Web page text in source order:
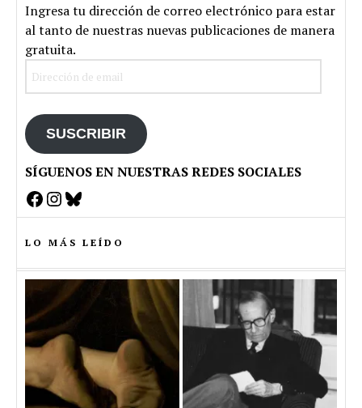
Ingresa tu dirección de correo electrónico para estar
al tanto de nuestras nuevas publicaciones de manera
gratuita.
SUSCRIBIR
SÍGUENOS EN NUESTRAS REDES SOCIALES
Facebook
Instagram
Bluesky
LO MÁS LEÍDO